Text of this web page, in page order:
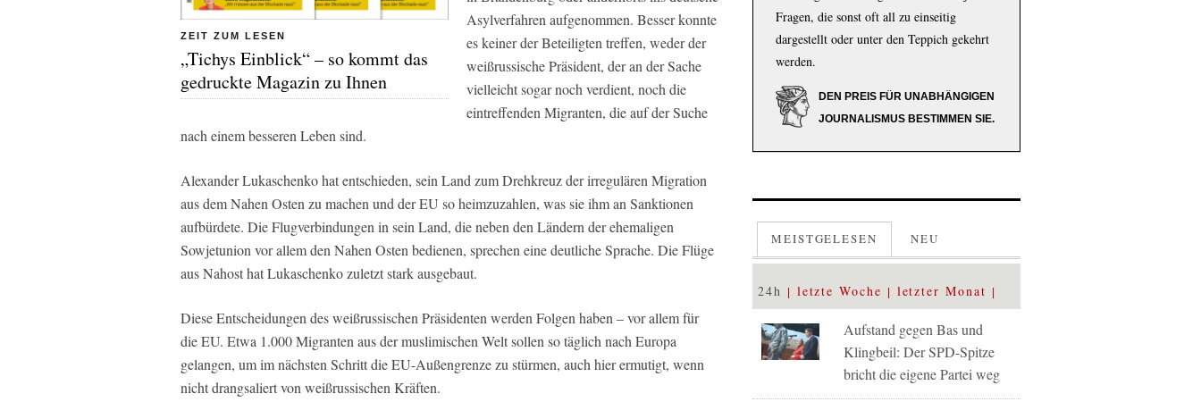
ZEIT ZUM LESEN
„Tichys Einblick“ – so kommt das
gedruckte Magazin zu Ihnen
Asylverfahren aufgenommen. Besser konnte
es keiner der Beteiligten treffen, weder der
weißrussische Präsident, der an der Sache
vielleicht sogar noch verdient, noch die
eintreffenden Migranten, die auf der Suche
nach einem besseren Leben sind.
Alexander Lukaschenko hat entschieden, sein Land zum Drehkreuz der irregulären Migration
aus dem Nahen Osten zu machen und der EU so heimzuzahlen, was sie ihm an Sanktionen
aufbürdete. Die Flugverbindungen in sein Land, die neben den Ländern der ehemaligen
Sowjetunion vor allem den Nahen Osten bedienen, sprechen eine deutliche Sprache. Die Flüge
aus Nahost hat Lukaschenko zuletzt stark ausgebaut.
Diese Entscheidungen des weißrussischen Präsidenten werden Folgen haben – vor allem für
die EU. Etwa 1.000 Migranten aus der muslimischen Welt sollen so täglich nach Europa
gelangen, um im nächsten Schritt die EU-Außengrenze zu stürmen, auch hier ermutigt, wenn
nicht drangsaliert von weißrussischen Kräften.
Fragen, die sonst oft all zu einseitig
dargestellt oder unter den Teppich gekehrt
werden.
DEN PREIS FÜR UNABHÄNGIGEN
JOURNALISMUS BESTIMMEN SIE.
MEISTGELESEN NEU
24h letzte Woche letzter Monat
Aufstand gegen Bas und
Klingbeil: Der SPD-Spitze
bricht die eigene Partei weg